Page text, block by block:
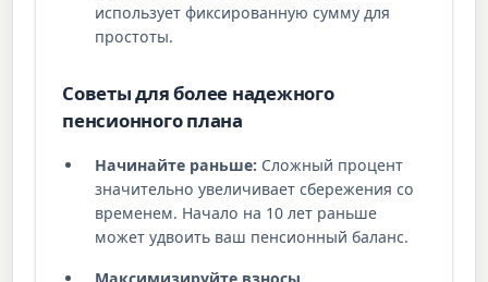
использует фиксированную сумму для
простоты.
Советы для более надежного
пенсионного плана
Начинайте раньше: Сложный процент
значительно увеличивает сбережения со
временем. Начало на 10 лет раньше
может удвоить ваш пенсионный баланс.
Максимизируйте взносы